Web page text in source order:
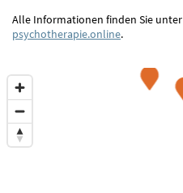
Alle Informationen finden Sie unter
psychotherapie.online.